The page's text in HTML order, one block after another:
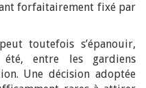
forfaitairement fixé par
toutefois s’épanouir,
entre les gardiens
Une décision adoptée